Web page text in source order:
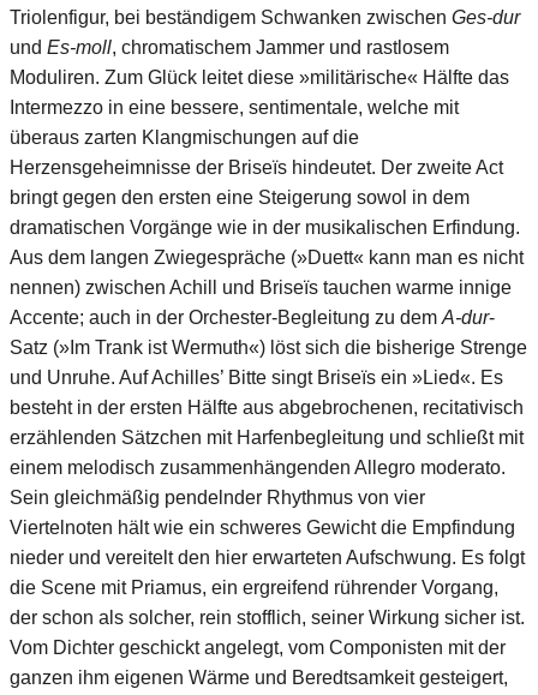
Triolenfigur, bei beständigem Schwanken zwischen Ges-dur
und Es-moll, chromatischem Jammer und rastlosem
Moduliren. Zum Glück leitet diese »militärische« Hälfte das
Intermezzo in eine bessere, sentimentale, welche mit
überaus zarten Klangmischungen auf die
Herzensgeheimnisse der Briseïs hindeutet. Der zweite Act
bringt gegen den ersten eine Steigerung sowol in dem
dramatischen Vorgänge wie in der musikalischen Erfindung.
Aus dem langen Zwiegespräche (»Duett« kann man es nicht
nennen) zwischen Achill und Briseïs tauchen warme innige
Accente; auch in der Orchester-Begleitung zu dem A-dur-
Satz (»Im Trank ist Wermuth«) löst sich die bisherige Strenge
und Unruhe. Auf Achilles’ Bitte singt Briseïs ein »Lied«. Es
besteht in der ersten Hälfte aus abgebrochenen, recitativisch
erzählenden Sätzchen mit Harfenbegleitung und schließt mit
einem melodisch zusammenhängenden Allegro moderato.
Sein gleichmäßig pendelnder Rhythmus von vier
Viertelnoten hält wie ein schweres Gewicht die Empfindung
nieder und vereitelt den hier erwarteten Aufschwung. Es folgt
die Scene mit Priamus, ein ergreifend rührender Vorgang,
der schon als solcher, rein stofflich, seiner Wirkung sicher ist.
Vom Dichter geschickt angelegt, vom Componisten mit der
ganzen ihm eigenen Wärme und Beredtsamkeit gesteigert,